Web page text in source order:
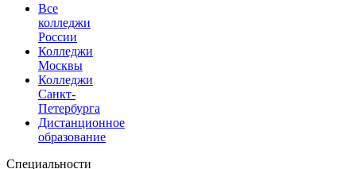
Все
колледжи
России
Колледжи
Москвы
Колледжи
Санкт-
Петербурга
Дистанционное
образование
Специальности